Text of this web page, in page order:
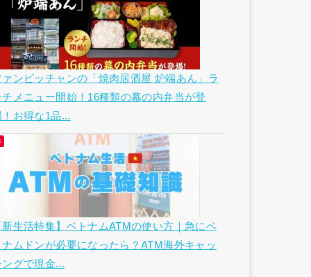
ァンビッチャンの「焼肉居酒屋 炉端あん」ラ
チメニュー開始！16種類の幕の内弁当が登
！お得な1品...
新生活特集】ベトナムATMの使い方｜急にベ
ナムドンが必要になったら？ATM海外キャッ
ングで現金...